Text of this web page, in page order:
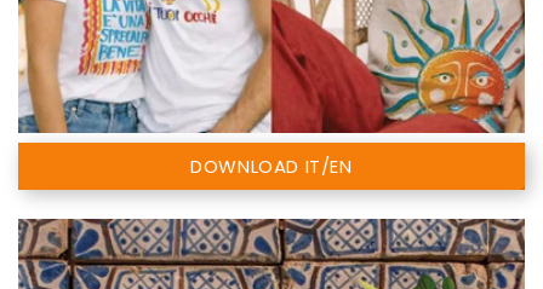
DOWNLOAD IT/EN